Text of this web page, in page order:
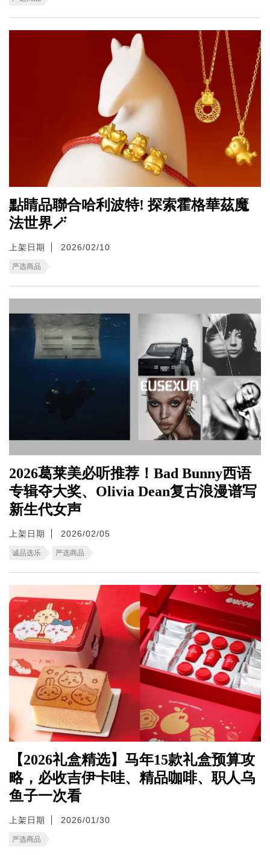
點睛品聯合哈利波特! 探索霍格華茲魔
法世界🪄
上架日期 2026/02/10
严选商品
2026葛莱美必听推荐！Bad Bunny西语
专辑夺大奖、Olivia Dean复古浪漫谱写
新生代女声
上架日期 2026/02/05
诚品选乐 严选商品
【2026礼盒精选】马年15款礼盒预算攻
略，必收吉伊卡哇、精品咖啡、职人乌
鱼子一次看
上架日期 2026/01/30
严选商品